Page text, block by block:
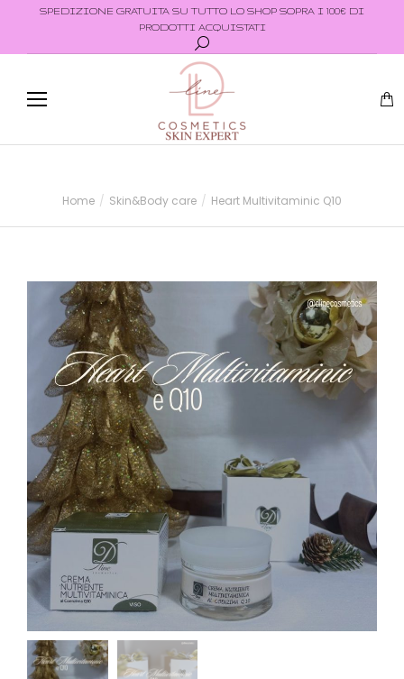
SPEDIZIONE GRATUITA SU TUTTO LO SHOP SOPRA I 100€ DI
PRODOTTI ACQUISTATI
Tu sei qui:
Home Skin&Body care Heart Multivitaminic Q10